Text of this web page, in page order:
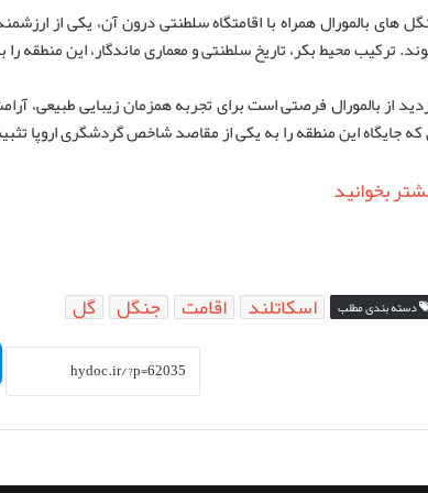
های بالمورال همراه با اقامتگاه سلطنتی درون آن، یکی از
ترکیب محیط بکر، تاریخ سلطنتی و معماری ماندگار، این منطقه
از بالمورال فرصتی است برای تجربه همزمان زیبایی طبیعی،
که جایگاه این منطقه را به یکی از مقاصد شاخص گردشگری اروپا
بخوانید
دسته بندی مطلب اسکاتلند اقامت جنگل گل